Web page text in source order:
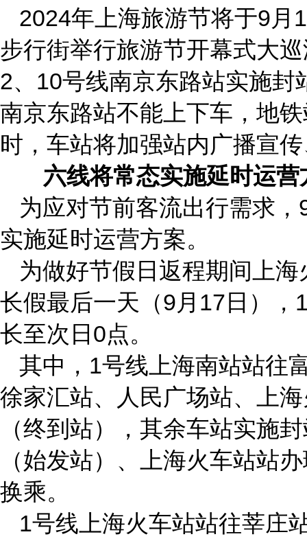
2024年上海旅游节将于9月
步行街举行旅游节开幕式大
2、10号线南京东路站实施
南京东路站不能上下车，地
时，车站将加强站内广播宣
六线将常态实施延时运营
为应对节前客流出行需求
实施延时运营方案。
为做好节假日返程期间上
长假最后一天（9月17日）
长至次日0点。
其中，1号线上海南站站往
徐家汇站、人民广场站、上
（终到站），其余车站实施
（始发站）、上海火车站站
换乘。
1号线上海火车站站往莘庄